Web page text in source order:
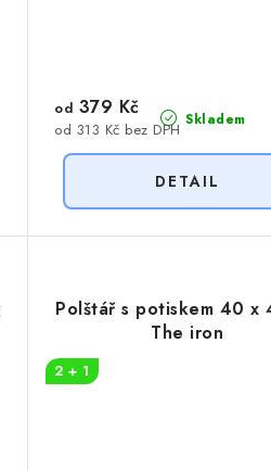
Skladem
od 313 Kč bez DPH
od 379 Kč
Polštář s potiskem 40 x
The iron
2 + 1